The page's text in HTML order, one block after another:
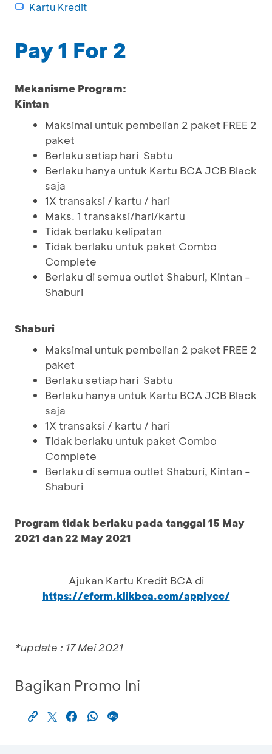
Kartu Kredit
Pay 1 For 2
Mekanisme Program:
Kintan
Maksimal untuk pembelian 2 paket FREE 2
paket
Berlaku setiap hari Sabtu
Berlaku hanya untuk Kartu BCA JCB Black
saja
1X transaksi / kartu / hari
Maks. 1 transaksi/hari/kartu
Tidak berlaku kelipatan
Tidak berlaku untuk paket Combo
Complete
Berlaku di semua outlet Shaburi, Kintan -
Shaburi
Shaburi
Maksimal untuk pembelian 2 paket FREE 2
paket
Berlaku setiap hari Sabtu
Berlaku hanya untuk Kartu BCA JCB Black
saja
1X transaksi / kartu / hari
Tidak berlaku untuk paket Combo
Complete
Berlaku di semua outlet Shaburi, Kintan -
Shaburi
Program tidak berlaku pada tanggal 15 May
2021 dan 22 May 2021
Ajukan Kartu Kredit BCA di
https://eform.klikbca.com/applycc/
*update : 17 Mei 2021
Bagikan Promo Ini